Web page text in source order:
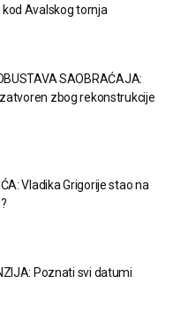
Avalskog tornja
SAOBRAĆAJA:
zbog rekonstrukcije
Vladika Grigorije stao na
Poznati svi datumi